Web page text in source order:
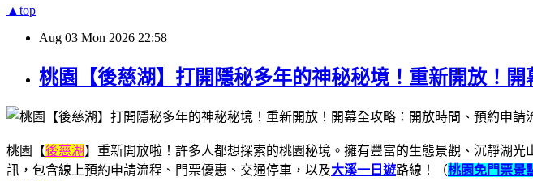
▲top
Aug 03 Mon 2026 22:58
桃園【後慈湖】打開隱秘多年的神秘秘境！重新開放！
桃園【後慈湖】重新開放啦！許多人都想探索的桃園秘境。擁有豐富的生態景觀、沉靜湖
訊，包含線上預約申請流程、門票優惠、交通停車，以及大溪一日遊路線！（桃園免門票景